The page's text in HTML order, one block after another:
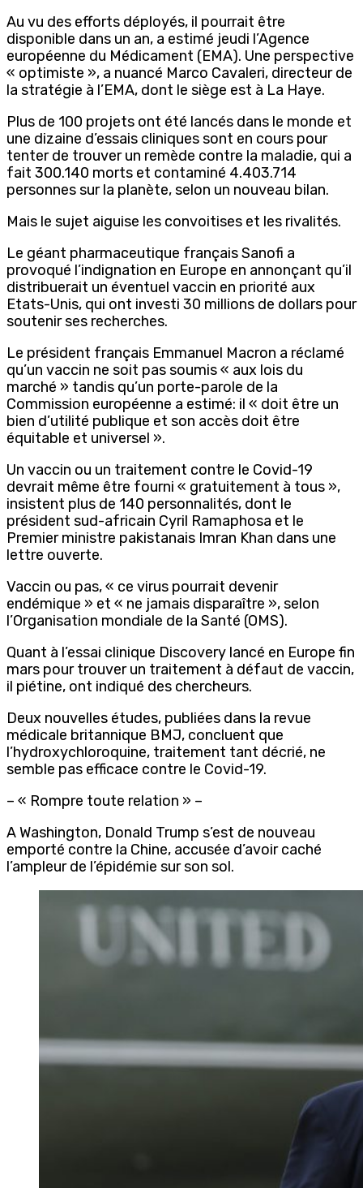
Au vu des efforts déployés, il pourrait être
disponible dans un an, a estimé jeudi l’Agence
européenne du Médicament (EMA). Une perspective
« optimiste », a nuancé Marco Cavaleri, directeur de
la stratégie à l’EMA, dont le siège est à La Haye.
Plus de 100 projets ont été lancés dans le monde et
une dizaine d’essais cliniques sont en cours pour
tenter de trouver un remède contre la maladie, qui a
fait 300.140 morts et contaminé 4.403.714
personnes sur la planète, selon un nouveau bilan.
Mais le sujet aiguise les convoitises et les rivalités.
Le géant pharmaceutique français Sanofi a
provoqué l’indignation en Europe en annonçant qu’il
distribuerait un éventuel vaccin en priorité aux
Etats-Unis, qui ont investi 30 millions de dollars pour
soutenir ses recherches.
Le président français Emmanuel Macron a réclamé
qu’un vaccin ne soit pas soumis « aux lois du
marché » tandis qu’un porte-parole de la
Commission européenne a estimé: il « doit être un
bien d’utilité publique et son accès doit être
équitable et universel ».
Un vaccin ou un traitement contre le Covid-19
devrait même être fourni « gratuitement à tous »,
insistent plus de 140 personnalités, dont le
président sud-africain Cyril Ramaphosa et le
Premier ministre pakistanais Imran Khan dans une
lettre ouverte.
Vaccin ou pas, « ce virus pourrait devenir
endémique » et « ne jamais disparaître », selon
l’Organisation mondiale de la Santé (OMS).
Quant à l’essai clinique Discovery lancé en Europe fin
mars pour trouver un traitement à défaut de vaccin,
il piétine, ont indiqué des chercheurs.
Deux nouvelles études, publiées dans la revue
médicale britannique BMJ, concluent que
l’hydroxychloroquine, traitement tant décrié, ne
semble pas efficace contre le Covid-19.
– « Rompre toute relation » –
A Washington, Donald Trump s’est de nouveau
emporté contre la Chine, accusée d’avoir caché
l’ampleur de l’épidémie sur son sol.